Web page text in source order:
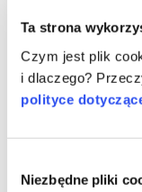
Ta strona
Czym jest plik
i dlaczego?
polityce
zgody
Niezbędne pliki
Co należy
(ED)?
Niektórym
kosmetykach
hormonalną”,
Tylko dlatego,
czytaj więcej
Czy